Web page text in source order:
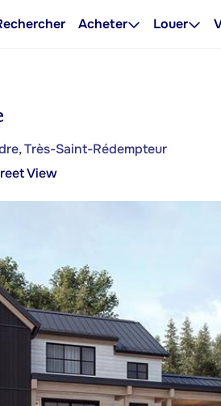
Acheter Louer
Très-Saint-Rédempteur
View